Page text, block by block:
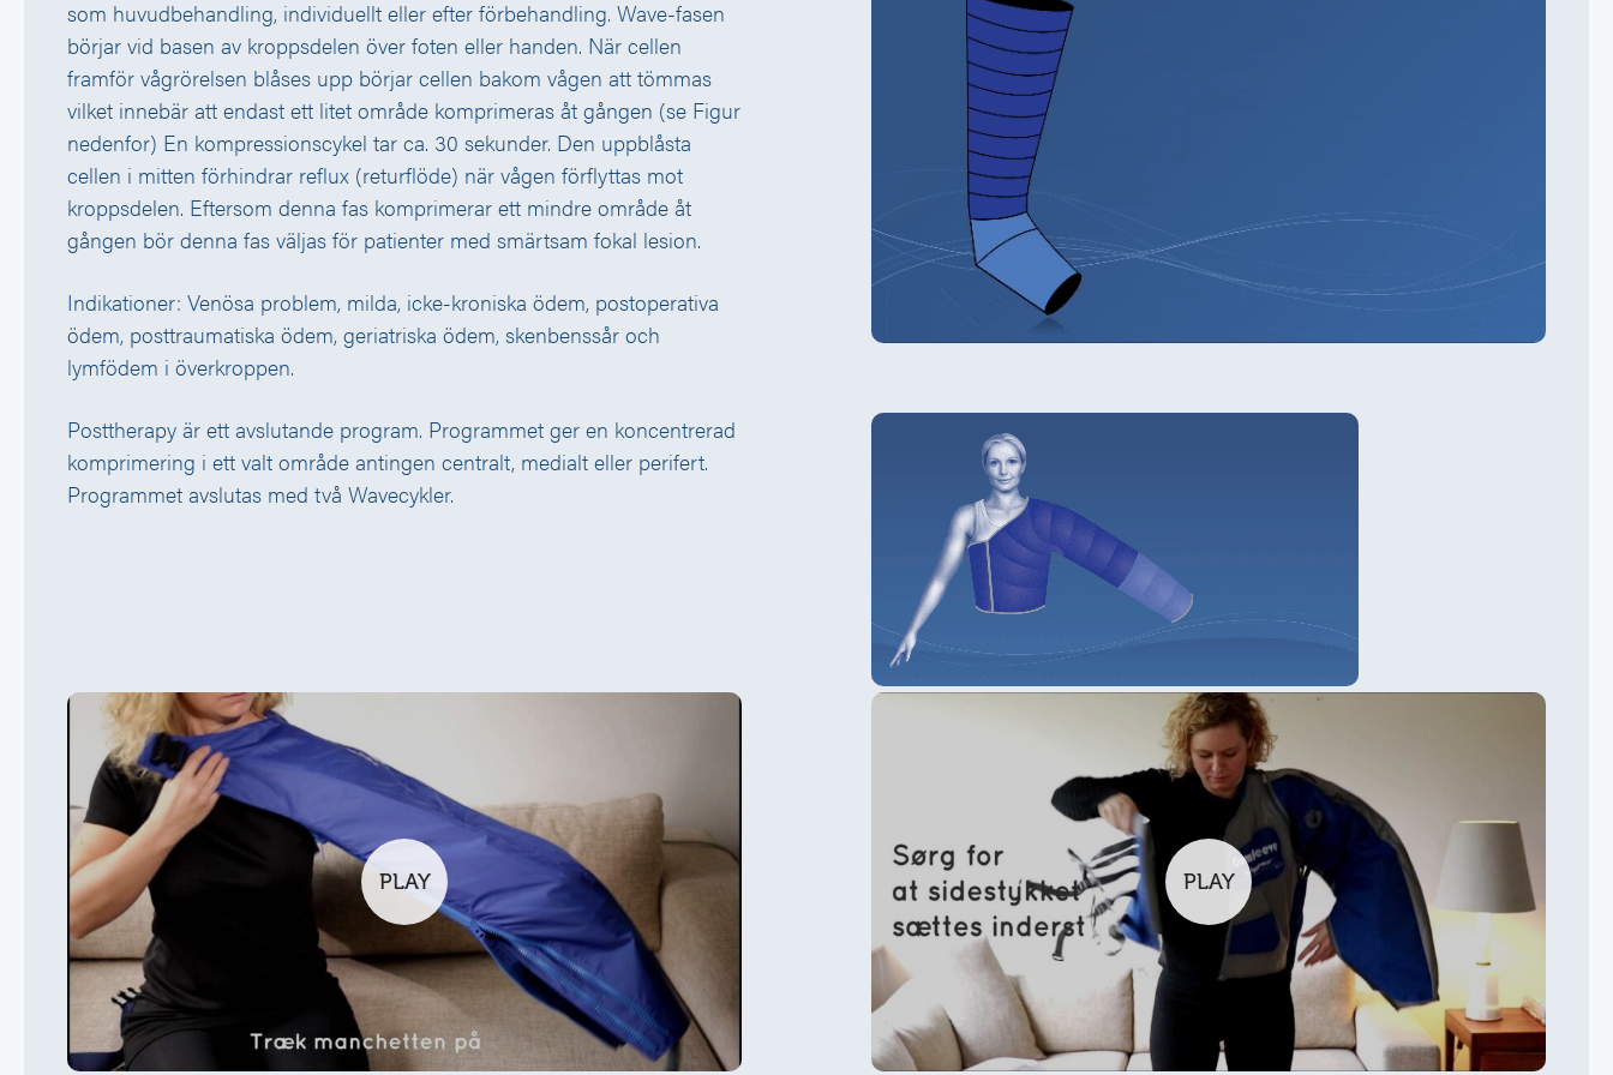
som huvudbehandling, individuellt eller efter förbehandling. Wave-fasen
börjar vid basen av kroppsdelen över foten eller handen. När cellen
framför vågrörelsen blåses upp börjar cellen bakom vågen att tömmas
vilket innebär att endast ett litet område komprimeras åt gången (se Figur
nedenfor) En kompressionscykel tar ca. 30 sekunder. Den uppblåsta
cellen i mitten förhindrar reflux (returflöde) när vågen förflyttas mot
kroppsdelen. Eftersom denna fas komprimerar ett mindre område åt
gången bör denna fas väljas för patienter med smärtsam fokal lesion.
Indikationer: Venösa problem, milda, icke-kroniska ödem, postoperativa
ödem, posttraumatiska ödem, geriatriska ödem, skenbenssår och
lymfödem i överkroppen.
Posttherapy är ett avslutande program. Programmet ger en koncentrerad
komprimering i ett valt område antingen centralt, medialt eller perifert.
Programmet avslutas med två Wavecykler.